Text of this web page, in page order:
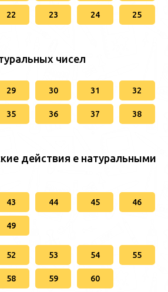
22 23 24 25
чисел
29 30 31 32
35 36 37 38
действия е натуральными
43 44 45 46
49
52 53 54 55
58 59 60